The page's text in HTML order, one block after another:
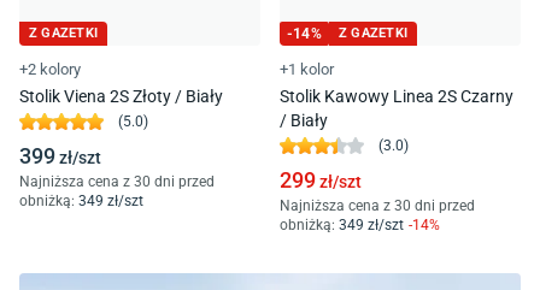
Z GAZETKI
+2 kolory
Stolik Viena 2S Złoty / Biały
(5.0)
399zł/szt
Najniższa cena z 30 dni przed
obniżką: 349 zł/szt
-14% Z GAZETKI
+1 kolor
Stolik Kawowy Linea 2S Czarny
/ Biały
(3.0)
299zł/szt
Najniższa cena z 30 dni przed
obniżką: 349 zł/szt -14%